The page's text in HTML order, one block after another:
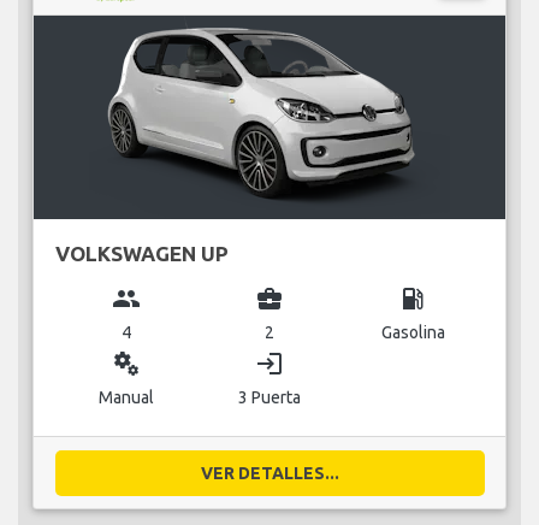
VOLKSWAGEN UP
group
4
business_center
2
local_gas_station
Gasolina
miscellaneous_services
Manual
login
3 Puerta
VER DETALLES...